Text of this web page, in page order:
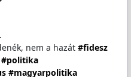
nem a hazát #fidesz
#politika
#magyarpolitika